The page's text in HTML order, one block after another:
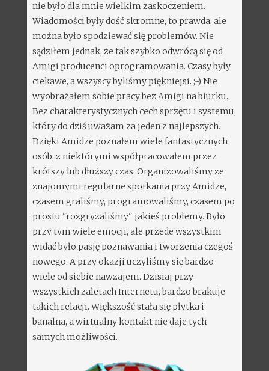
nie było dla mnie wielkim zaskoczeniem.
Wiadomości były dość skromne, to prawda, ale
można było spodziewać się problemów. Nie
sądziłem jednak, że tak szybko odwrócą się od
Amigi producenci oprogramowania. Czasy były
ciekawe, a wszyscy byliśmy piękniejsi. ;-) Nie
wyobrażałem sobie pracy bez Amigi na biurku.
Bez charakterystycznych cech sprzętu i systemu,
który do dziś uważam za jeden z najlepszych.
Dzięki Amidze poznałem wiele fantastycznych
osób, z niektórymi współpracowałem przez
krótszy lub dłuższy czas. Organizowaliśmy ze
znajomymi regularne spotkania przy Amidze,
czasem graliśmy, programowaliśmy, czasem po
prostu "rozgryzaliśmy" jakieś problemy. Było
przy tym wiele emocji, ale przede wszystkim
widać było pasję poznawania i tworzenia czegoś
nowego. A przy okazji uczyliśmy się bardzo
wiele od siebie nawzajem. Dzisiaj przy
wszystkich zaletach Internetu, bardzo brakuje
takich relacji. Większość stała się płytka i
banalna, a wirtualny kontakt nie daje tych
samych możliwości.